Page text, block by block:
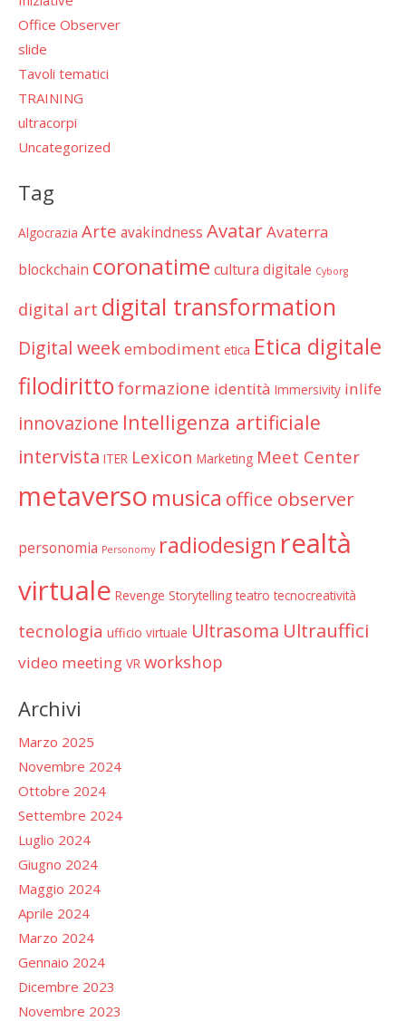
Office Observer
slide
Tavoli tematici
TRAINING
ultracorpi
Uncategorized
Tag
Algocrazia Arte avakindness AvatarAvaterra
blockchain coronatime cultura digitale Cyborg
digital art digital transformation
Digital weekembodiment etica Etica digitale
filodiritto formazione identità Immersivity inlife
innovazione Intelligenza artificiale
intervista ITER Lexicon Marketing Meet Center
metaverso musica office observer
personomia Personomy radiodesign realtà
virtuale Revenge Storytelling teatro tecnocreatività
tecnologia ufficio virtuale Ultrasoma Ultrauffici
video meeting VR workshop
Archivi
Marzo 2025
Novembre 2024
Ottobre 2024
Settembre 2024
Luglio 2024
Giugno 2024
Maggio 2024
Aprile 2024
Marzo 2024
Gennaio 2024
Dicembre 2023
Novembre 2023